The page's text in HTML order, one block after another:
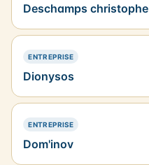
Deschamps christophe
ENTREPRISE— PRÉSENCE SIMPLE
Dionysos
ENTREPRISE— PRÉSENCE SIMPLE
Dom'inov